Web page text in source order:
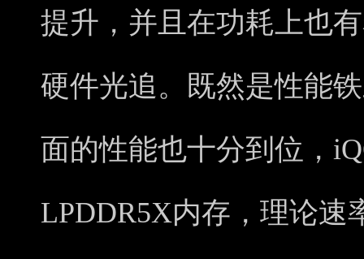
提升，并且在功耗上也
硬件光追。既然是性能
面的性能也十分到位，
LPDDR5X内存，理论速